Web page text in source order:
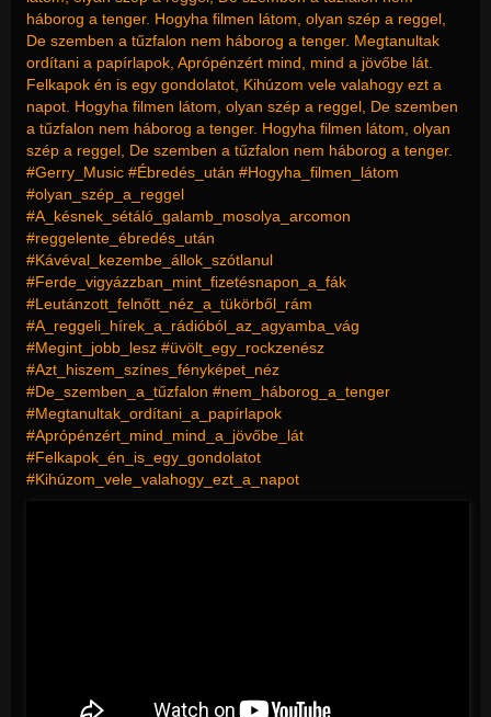
háborog a tenger. Hogyha filmen látom, olyan szép a reggel,
De szemben a tűzfalon nem háborog a tenger. Megtanultak
ordítani a papírlapok, Aprópénzért mind, mind a jövőbe lát.
Felkapok én is egy gondolatot, Kihúzom vele valahogy ezt a
napot. Hogyha filmen látom, olyan szép a reggel, De szemben
a tűzfalon nem háborog a tenger. Hogyha filmen látom, olyan
szép a reggel, De szemben a tűzfalon nem háborog a tenger.
#Gerry_Music #Ébredés_után #Hogyha_filmen_látom
#olyan_szép_a_reggel
#A_késnek_sétáló_galamb_mosolya_arcomon
#reggelente_ébredés_után
#Kávéval_kezembe_állok_szótlanul
#Ferde_vigyázzban_mint_fizetésnapon_a_fák
#Leutánzott_felnőtt_néz_a_tükörből_rám
#A_reggeli_hírek_a_rádióból_az_agyamba_vág
#Megint_jobb_lesz #üvölt_egy_rockzenész
#Azt_hiszem_színes_fényképet_néz
#De_szemben_a_tűzfalon #nem_háborog_a_tenger
#Megtanultak_ordítani_a_papírlapok
#Aprópénzért_mind_mind_a_jövőbe_lát
#Felkapok_én_is_egy_gondolatot
#Kihúzom_vele_valahogy_ezt_a_napot